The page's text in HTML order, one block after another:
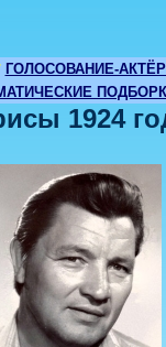
ГОЛОСОВАНИЕ-
1924